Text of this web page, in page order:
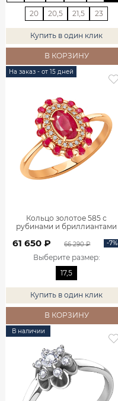
20 20,5 21,5 23
Купить в один клик
В КОРЗИНУ
На заказ - от 15 дней
Кольцо золотое 585 с
рубинами и бриллиантами
61 650 ₽ 66 290 ₽ -7%
Выберите размер:
17,5
Купить в один клик
В КОРЗИНУ
В наличии